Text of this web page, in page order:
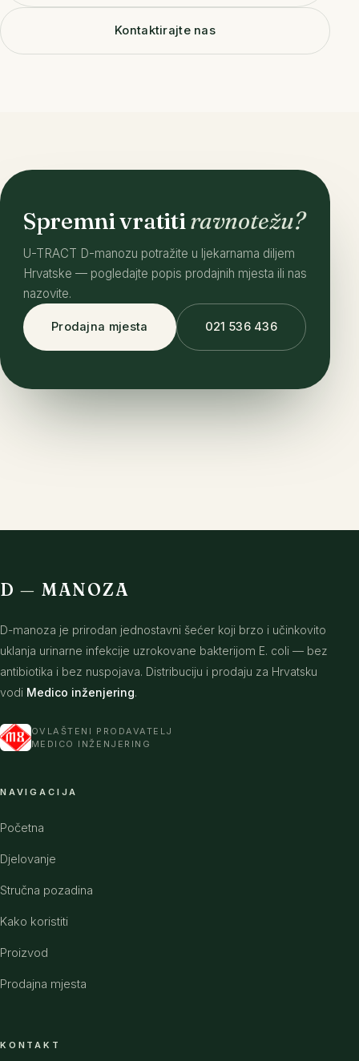
Kontaktirajte nas
Spremni vratitiravnotežu?
U-TRACT D-manozu potražite u ljekarnama diljem
Hrvatske — pogledajte popis prodajnih mjesta ili nas
nazovite.
Prodajna mjesta 021 536 436
D— MANOZA
D-manoza je prirodan jednostavni šećer koji brzo i učinkovito
uklanja urinarne infekcije uzrokovane bakterijom E. coli — bez
antibiotika i bez nuspojava. Distribuciju i prodaju za Hrvatsku
vodi Medico inženjering.
OVLAŠTENI PRODAVATELJ
MEDICO INŽENJERING
NAVIGACIJA
Početna
Djelovanje
Stručna pozadina
Kako koristiti
Proizvod
Prodajna mjesta
KONTAKT